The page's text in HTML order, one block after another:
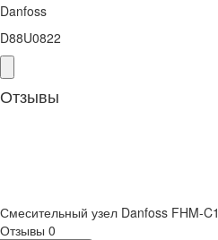
Danfoss
D88U0822
Отзывы
Смесительный узел Danfoss FHM-C1
Отзывы 0